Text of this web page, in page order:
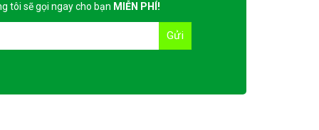
tôi sẽ gọi ngay cho bạn MIỄN PHÍ!